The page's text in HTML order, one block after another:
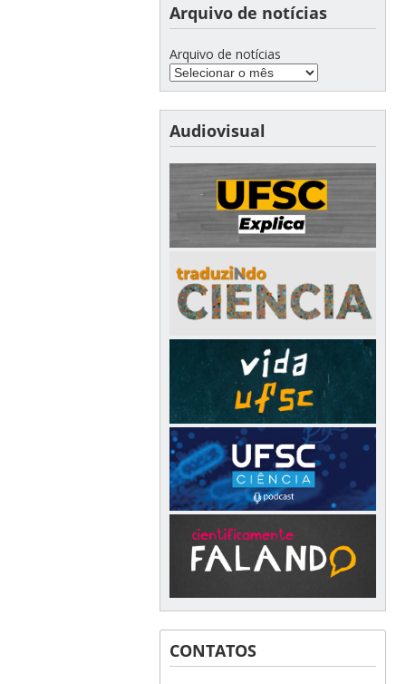
Arquivo de notícias
Arquivo de notícias
Audiovisual
CONTATOS